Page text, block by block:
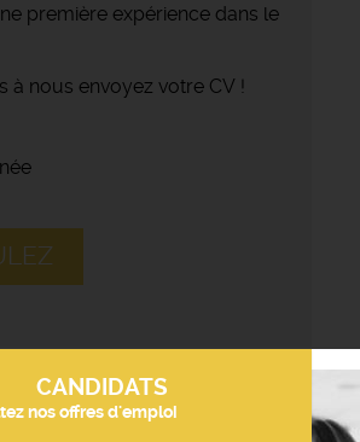
première expérience dans le
à nous envoyez votre CV !
CANDIDATS
nos offres d'emploi